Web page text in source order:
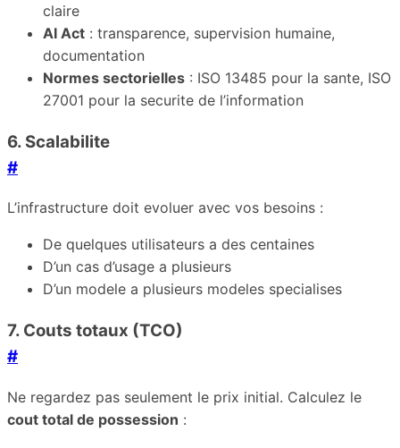
claire
AI Act : transparence, supervision humaine,
documentation
Normes sectorielles : ISO 13485 pour la sante, ISO
27001 pour la securite de l’information
6. Scalabilite
#
L’infrastructure doit evoluer avec vos besoins :
De quelques utilisateurs a des centaines
D’un cas d’usage a plusieurs
D’un modele a plusieurs modeles specialises
7. Couts totaux (TCO)
#
Ne regardez pas seulement le prix initial. Calculez le
cout total de possession :